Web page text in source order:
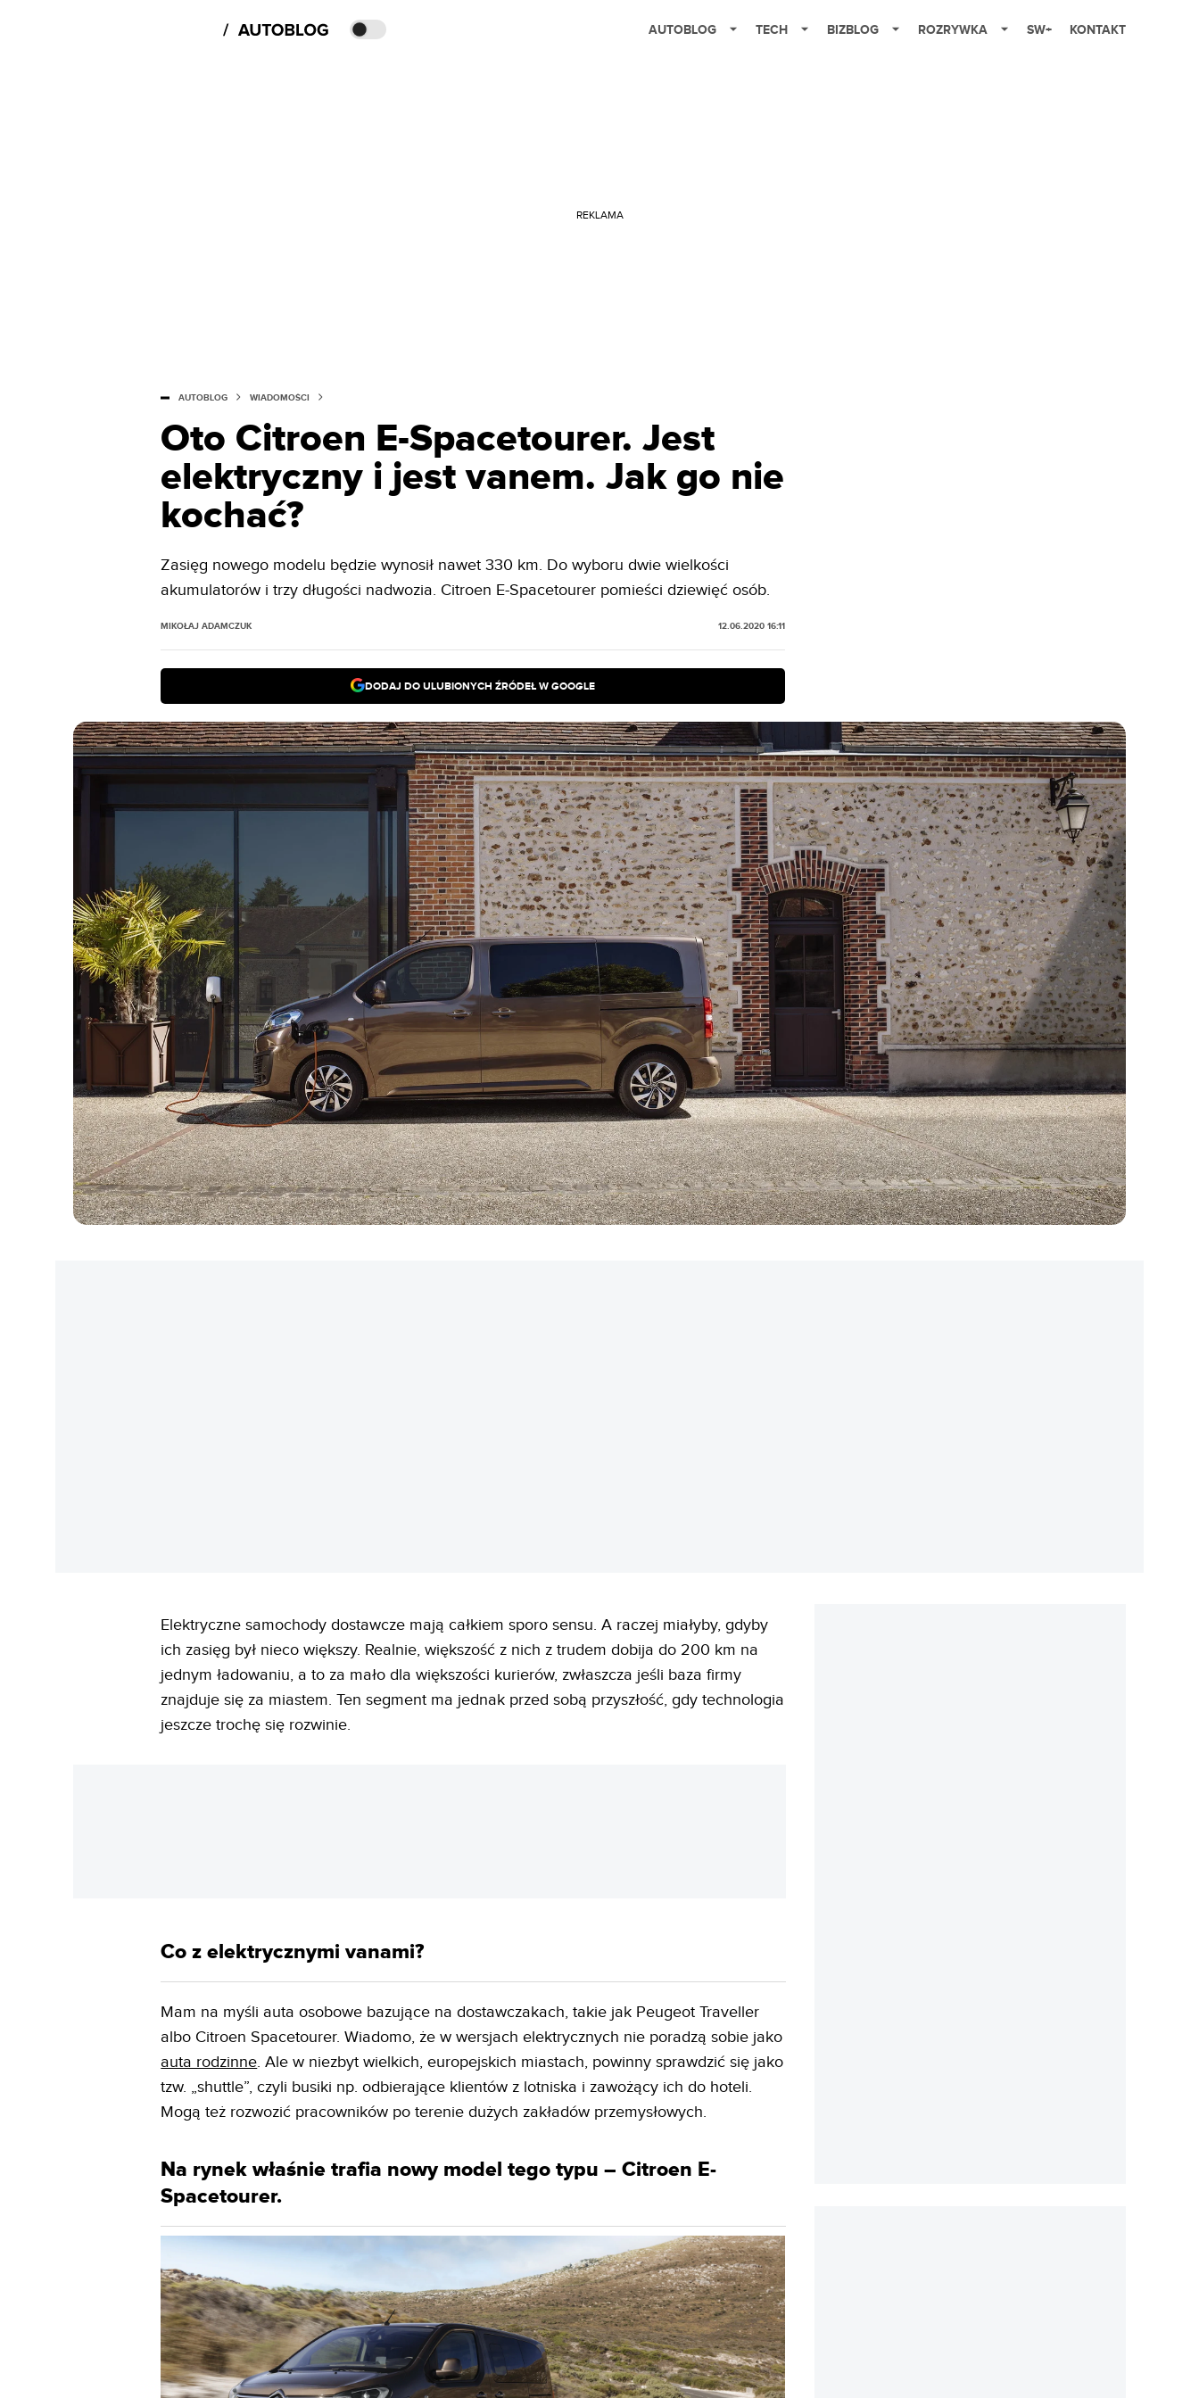
AUTOBLOG TECH BIZBLOG ROZRYWKA SW+ KONTAKT
REKLAMA
AUTOBLOG WIADOMOŚCI
Oto Citroen E-Spacetourer. Jest
elektryczny i jest vanem. Jak go nie
kochać?
Zasięg nowego modelu będzie wynosił nawet 330 km. Do wyboru dwie wielkości
akumulatorów i trzy długości nadwozia. Citroen E-Spacetourer pomieści dziewięć osób.
MIKOŁAJ ADAMCZUK 12.06.2020 16:11
DODAJ DO ULUBIONYCH ŹRÓDEŁ W GOOGLE
Elektryczne samochody dostawcze mają całkiem sporo sensu. A raczej miałyby, gdyby
ich zasięg był nieco większy. Realnie, większość z nich z trudem dobija do 200 km na
jednym ładowaniu, a to za mało dla większości kurierów, zwłaszcza jeśli baza firmy
znajduje się za miastem. Ten segment ma jednak przed sobą przyszłość, gdy technologia
jeszcze trochę się rozwinie.
Co z elektrycznymi vanami?
Mam na myśli auta osobowe bazujące na dostawczakach, takie jak Peugeot Traveller
albo Citroen Spacetourer. Wiadomo, że w wersjach elektrycznych nie poradzą sobie jako
auta rodzinne. Ale w niezbyt wielkich, europejskich miastach, powinny sprawdzić się jako
tzw. „shuttle”, czyli busiki np. odbierające klientów z lotniska i zawożący ich do hoteli.
Mogą też rozwozić pracowników po terenie dużych zakładów przemysłowych.
Na rynek właśnie trafia nowy model tego typu – Citroen E-
Spacetourer.